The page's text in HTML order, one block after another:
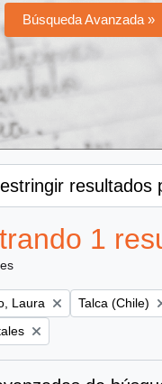
Búsqueda Avanzada »
resultados
1
Laura Remove filter:
Talca (Chile)